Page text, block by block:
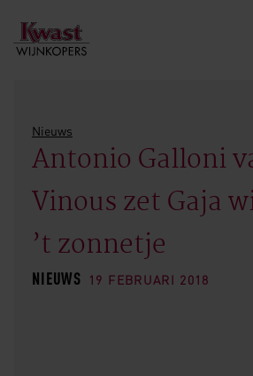
Nieuws
Antonio Galloni
Vinous zet Gaja
’t zonnetje
NIEUWS 19 FEBRUARI 2018